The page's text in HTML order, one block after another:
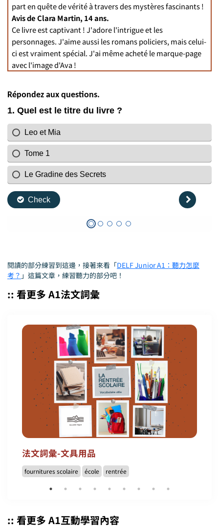
part en quête de vérité à travers des mystères fascinants !
Avis de Clara Martin, 14 ans.
Ce livre est captivant ! J'adore l'intrigue et les
personnages. J'aime aussi les romans policiers, mais celui-
ci est vraiment spécial. J'ai même acheté le marque-page
avec l'image d'Ava !
Répondez aux questions.
閱讀的部分練習到這邊，接著來看「DELF Junior A1：聽力怎麼
考？ 」這篇文章，練習聽力的部分吧！
:: 看更多 A1法文詞彙
法文詞彙-文具用品
fournitures scolaire école rentrée
:: 看更多 A1互動學習內容